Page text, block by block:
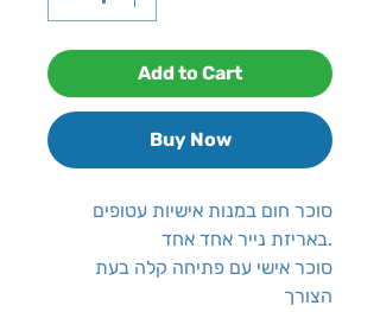
Add to Cart
Buy Now
סוכר חום במנות אישיות עטופים
באריזת נייר אחד אחד.
סוכר אישי עם פתיחה קלה בעת
הצורך